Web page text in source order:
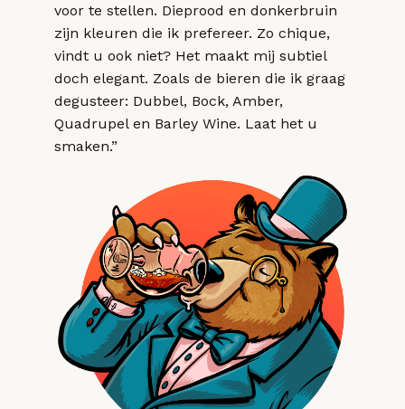
voor te stellen. Dieprood en donkerbruin
zijn kleuren die ik prefereer. Zo chique,
vindt u ook niet? Het maakt mij subtiel
doch elegant. Zoals de bieren die ik graag
degusteer: Dubbel, Bock, Amber,
Quadrupel en Barley Wine. Laat het u
smaken.”